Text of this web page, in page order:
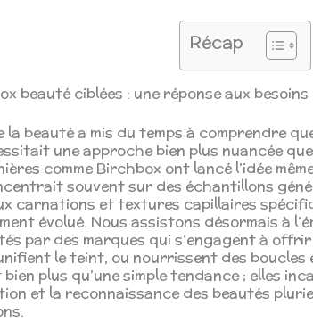
Récap
beauté ciblées : une réponse aux
la beauté a mis du temps à comprendre
une approche bien plus nuancée
comme Birchbox ont lancé l’idée
souvent sur des échantillons
carnations et textures capillaires
évolué. Nous assistons désormais à
par des marques qui s’engagent à
le teint, ou nourrissent des boucles
plus qu’une simple tendance ; elles
et la reconnaissance des beautés